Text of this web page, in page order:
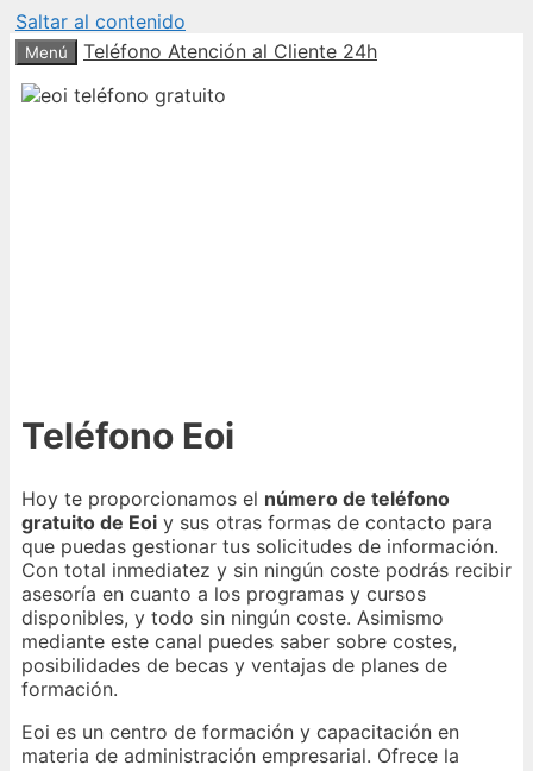
Saltar al contenido
Menú Teléfono Atención al Cliente 24h
Teléfono Eoi
Hoy te proporcionamos el número de teléfono
gratuito de Eoi y sus otras formas de contacto para
que puedas gestionar tus solicitudes de información.
Con total inmediatez y sin ningún coste podrás recibir
asesoría en cuanto a los programas y cursos
disponibles, y todo sin ningún coste. Asimismo
mediante este canal puedes saber sobre costes,
posibilidades de becas y ventajas de planes de
formación.
Eoi es un centro de formación y capacitación en
materia de administración empresarial. Ofrece la